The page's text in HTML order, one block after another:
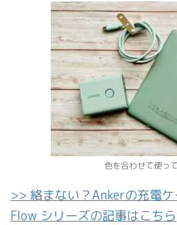
色を合わせて使っ
>> 絡まない？Ankerの充電
Flow シリーズの記事はこちら